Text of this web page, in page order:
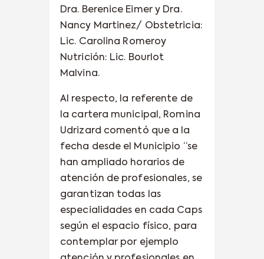
Dra. Berenice Eimer y Dra.
Nancy Martinez/ Obstetricia:
Lic. Carolina Romeroy
Nutrición: Lic. Bourlot
Malvina.
Al respecto, la referente de
la cartera municipal, Romina
Udrizard comentó que a la
fecha desde el Municipio “se
han ampliado horarios de
atención de profesionales, se
garantizan todas las
especialidades en cada Caps
según el espacio físico, para
contemplar por ejemplo